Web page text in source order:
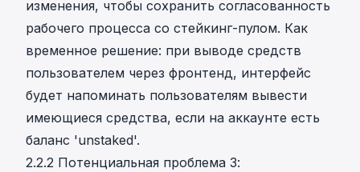
изменения, чтобы сохранить согласованность
рабочего процесса со стейкинг-пулом. Как
временное решение: при выводе средств
пользователем через фронтенд, интерфейс
будет напоминать пользователям вывести
имеющиеся средства, если на аккаунте есть
баланс 'unstaked'.
2.2.2 Потенциальная проблема 3: